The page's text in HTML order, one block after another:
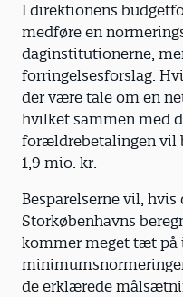
I direktionens
medføre en
daginstitutionerne,
forringelsesforslag.
der være tale om en
hvilket sammen med
forældrebetalingen vil
1,9 mio. kr.
Besparelserne vil, hvis
Storkøbenhavns
kommer meget tæt på
de erklærede